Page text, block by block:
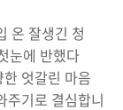
온 잘생긴 청
눈에 반했다
엇갈린 마음
주기로 결심합니